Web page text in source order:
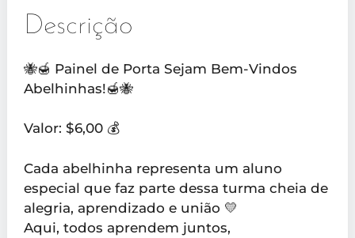
Descrição
🐝🍯 Painel de Porta Sejam Bem-Vindos
Abelhinhas!🍯🐝
Valor: $6,00 💰
Cada abelhinha representa um aluno
especial que faz parte dessa turma cheia de
alegria, aprendizado e união 💛
Aqui, todos aprendem juntos,